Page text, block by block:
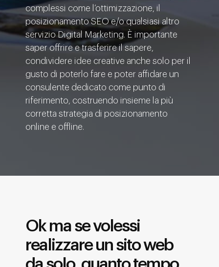
complessi come l’ottimizzazione, il
posizionamento SEO e/o qualsiasi altro
servizio Digital Marketing. È importante
saper offrire e trasferire il sapere,
condividere idee creative anche solo per il
gusto di poterlo fare e poter affidare un
consulente dedicato come punto di
riferimento, costruendo insieme la più
corretta strategia di posizionamento
online e offline.
Ok ma se volessi
realizzare un sito web